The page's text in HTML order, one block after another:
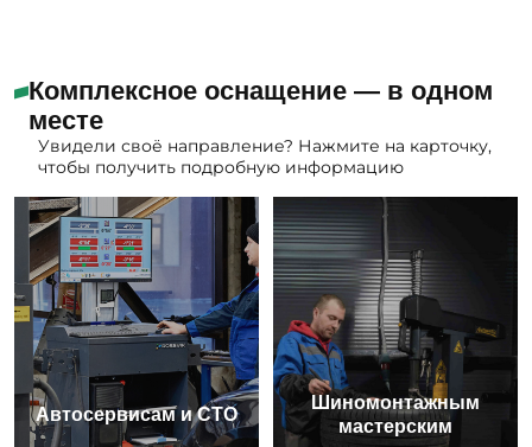
Комплексное оснащение — в одном
месте
Увидели своё направление? Нажмите на карточку,
чтобы получить подробную информацию
Автосервисам и СТО
Шиномонтажным
мастерским